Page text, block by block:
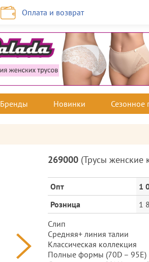
Оплата и возврат
Бренды Новинки Сезонное
Описание
товара
и
цена
269000 (Трусы женские
Опт
1
Розница
1
Слип
Средняя+ линия талии
Классическая коллекция
Полные формы (70D – 95E)